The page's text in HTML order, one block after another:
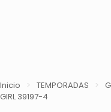
Inicio > TEMPORADAS >
GIRL 39197-4